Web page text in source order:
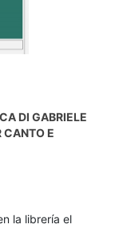
DI GABRIELE
CANTO E
la librería el